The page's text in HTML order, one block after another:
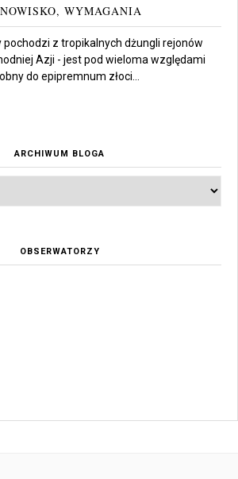
WYMAGANIA
pochodzi z tropikalnych dżungli rejonów
Azji - jest pod wieloma względami
do epipremnum złoci...
ARCHIWUM BLOGA
OBSERWATORZY